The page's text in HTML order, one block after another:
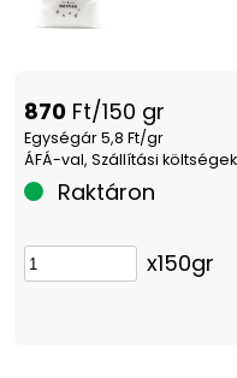
870 Ft/150 gr
Egységár 5,8 Ft/gr
ÁFÁ-val, Szállítási
Raktáron
x150gr